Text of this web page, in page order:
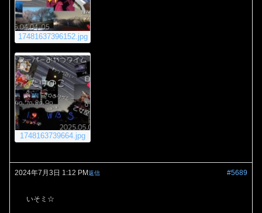
17481637396152.jpg
1748163739664.jpg
2024年7月3日 1:12 PM #5689
返信
いそミ☆